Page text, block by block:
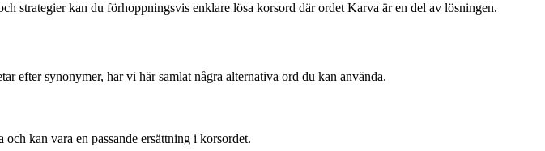
strategier kan du förhoppningsvis enklare lösa korsord där ordet Karva är en del av lösningen.
efter synonymer, har vi här samlat några alternativa ord du kan använda.
kan vara en passande ersättning i korsordet.